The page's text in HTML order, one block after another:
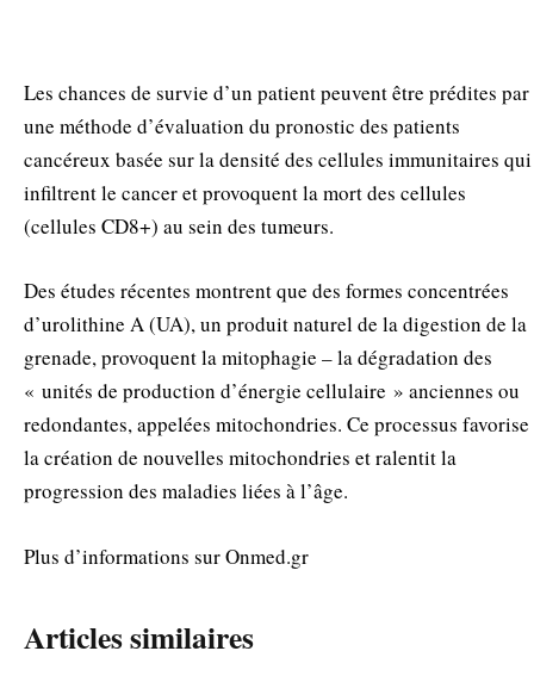
Les chances de survie d’un patient peuvent être prédites par
une méthode d’évaluation du pronostic des patients
cancéreux basée sur la densité des cellules immunitaires qui
infiltrent le cancer et provoquent la mort des cellules
(cellules CD8+) au sein des tumeurs.
Des études récentes montrent que des formes concentrées
d’urolithine A (UA), un produit naturel de la digestion de la
grenade, provoquent la mitophagie – la dégradation des
« unités de production d’énergie cellulaire » anciennes ou
redondantes, appelées mitochondries. Ce processus favorise
la création de nouvelles mitochondries et ralentit la
progression des maladies liées à l’âge.
Plus d’informations sur Onmed.gr
Articles similaires